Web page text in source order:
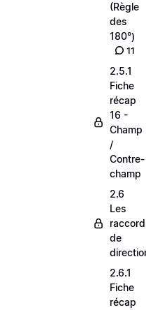
(Règle
des
180°)
11
2.5.1
Fiche
récap
16 -
Champ
/
Contre-
champ
2.6
Les
de
2.6.1
Fiche
récap